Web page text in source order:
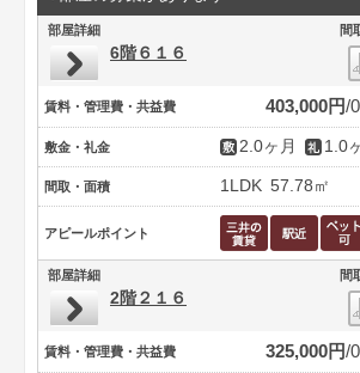
部屋詳細 間
6階６１６
賃料・管理費・共益費 403,000円
敷金・礼金 2.0ヶ月 1.0
間取・面積 1LDK 57.78㎡
アピールポイント
部屋詳細 間
2階２１６
賃料・管理費・共益費 325,000円